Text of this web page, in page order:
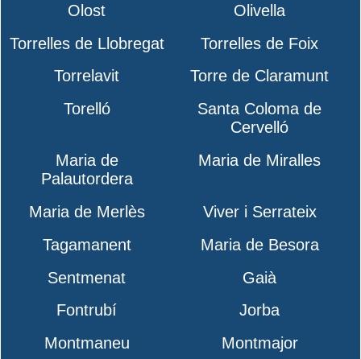
Olost
Olivella
Torrelles de Llobregat
Torrelles de Foix
Torrelavit
Torre de Claramunt
Torelló
Santa Coloma de
Cervelló
Maria de
Palautordera
Maria de Miralles
Maria de Merlès
Viver i Serrateix
Tagamanent
Maria de Besora
Sentmenat
Gaià
Fontrubí
Jorba
Montmaneu
Montmajor